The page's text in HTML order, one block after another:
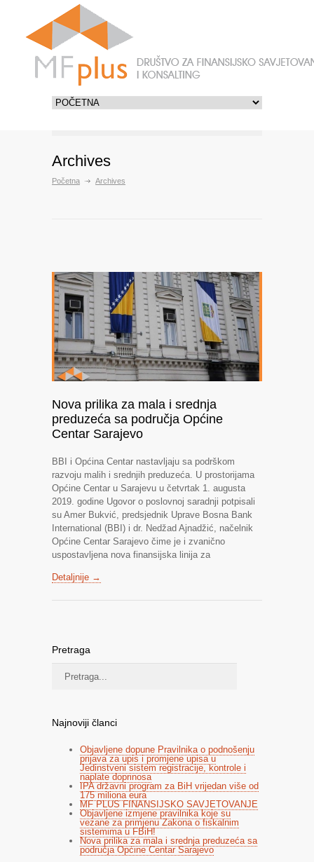
Archives
Početna Archives
Nova prilika za mala i srednja
preduzeća sa područja Općine
Centar Sarajevo
BBI i Općina Centar nastavljaju sa podrškom
razvoju malih i srednjih preduzeća. U prostorijama
Općine Centar u Sarajevu u četvrtak 1. augusta
2019. godine Ugovor o poslovnoj saradnji potpisali
su Amer Bukvić, predsjednik Uprave Bosna Bank
International (BBI) i dr. Nedžad Ajnadžić, načelnik
Općine Centar Sarajevo čime je i zvanično
uspostavljena nova finansijska linija za
Detaljnije →
Pretraga
Najnoviji članci
Objavljene dopune Pravilnika o podnošenju
prijava za upis i promjene upisa u
Jedinstveni sistem registracije, kontrole i
naplate doprinosa
IPA državni program za BiH vrijedan više od
175 miliona eura
MF PLUS FINANSIJSKO SAVJETOVANJE
Objavljene izmjene pravilnika koje su
vezane za primjenu Zakona o fiskalnim
sistemima u FBiH!
Nova prilika za mala i srednja preduzeća sa
područja Općine Centar Sarajevo